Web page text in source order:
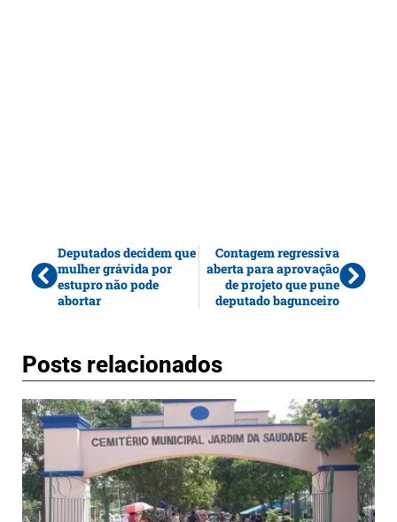
Deputados decidem que
mulher grávida por
estupro não pode
abortar
Contagem regressiva
aberta para aprovação
de projeto que pune
deputado bagunceiro
Posts relacionados